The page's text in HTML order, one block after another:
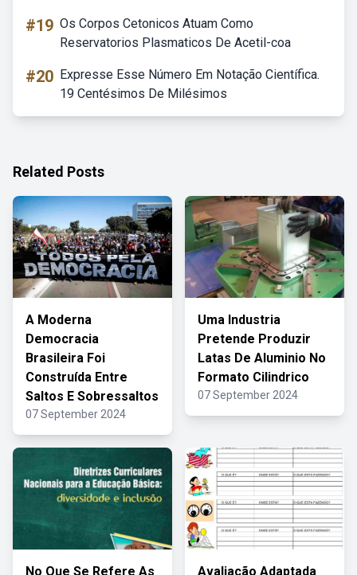
#19 Os Corpos Cetonicos Atuam Como
Reservatorios Plasmaticos De Acetil-coa
#20 Expresse Esse Número Em Notação Científica.
19 Centésimos De Milésimos
Related Posts
A Moderna
Democracia
Brasileira Foi
Construída Entre
Saltos E Sobressaltos
07 September 2024
Uma Industria
Pretende Produzir
Latas De Aluminio No
Formato Cilindrico
07 September 2024
No Que Se Refere As Avaliação Adaptada